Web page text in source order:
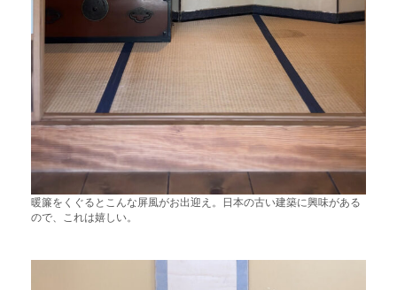
暖簾をくぐるとこんな屏風がお出迎え。日本の古い建築に興味がある
ので、これは嬉しい。